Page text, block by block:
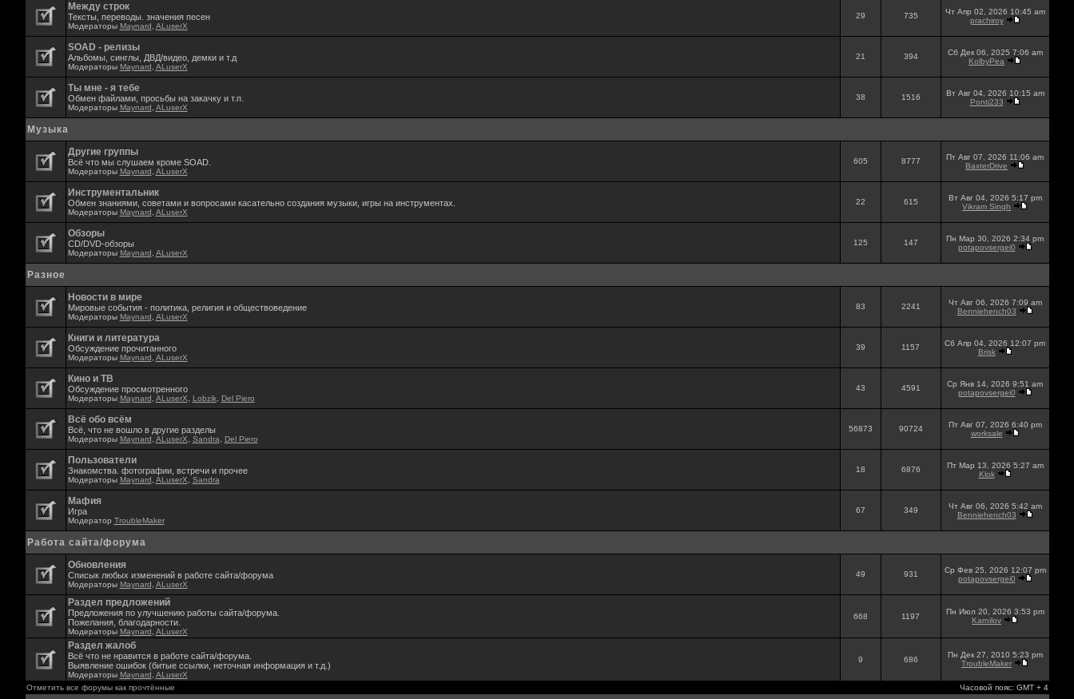
Между строк
Тексты, переводы. значения песен
Модераторы Maynard ALuserX
29 735
Чт Апр 02, 2026 10:45 am
prachiroy
SOAD - релизы
Альбомы, синглы, ДВД/видео, демки и т.д
Модераторы Maynard ALuserX
21 394
Сб Дек 06, 2025 7:06 am
KolbyPea
Ты мне - я тебе
Обмен файлами, просьбы на закачку и т.п.
Модераторы Maynard ALuserX
38 1516
Вт Авг 04, 2026 10:15 am
Ponti233
Музыка
Другие группы
Всё что мы слушаем кроме SOAD.
Модераторы Maynard ALuserX
605 8777
Пт Авг 07, 2026 11:06 am
BaxterDrive
Инструментальник
Обмен знаниями, советами и вопросами касательно создания музыки, игры на инструментах.
Модераторы Maynard ALuserX
22 615
Вт Авг 04, 2026 5:17 pm
Vikram Singh
Обзоры
CD/DVD-обзоры
Модераторы Maynard ALuserX
125 147
Пн Мар 30, 2026 2:34 pm
potapovsergei0
Разное
Новости в мире
Мировые события - политика, религия и обществоведение
Модераторы Maynard ALuserX
83 2241
Чт Авг 06, 2026 7:09 am
Benniehench03
Книги и литература
Обсуждение прочитанного
Модераторы Maynard ALuserX
39 1157
Сб Апр 04, 2026 12:07 pm
Brisk
Кино и ТВ
Обсуждение просмотренного
Модераторы Maynard ALuserX Lobzik, Del Piero
43 4591
Ср Янв 14, 2026 9:51 am
potapovsergei0
Всё обо всём
Всё, что не вошло в другие разделы
Модераторы Maynard ALuserX Sandra Del Piero
56873 90724
Пт Авг 07, 2026 6:40 pm
worksale
Пользователи
Знакомства. фотографии, встречи и прочее
Модераторы Maynard ALuserX Sandra
18 6876
Пт Мар 13, 2026 5:27 am
Klok
Мафия
Игра
Модератор TroubleMaker
67 349
Чт Авг 06, 2026 5:42 am
Benniehench03
Работа сайта/форума
Обновления
Списык любых изменений в работе сайта/форума
Модераторы Maynard ALuserX
49 931
Ср Фев 25, 2026 12:07 pm
potapovsergei0
Раздел предложений
Предложения по улучшению работы сайта/форума.
Пожелания, благодарности.
Модераторы Maynard ALuserX
668 1197
Пн Июл 20, 2026 3:53 pm
Karnilov
Раздел жалоб
Всё что не нравится в работе сайта/форума.
Выявление ошибок (битые ссылки, неточная информация и т.д.)
Модераторы Maynard ALuserX
9 686
Пн Дек 27, 2010 5:23 pm
TroubleMaker
Отметить все форумы как прочтённые Часовой пояс: GMT + 4